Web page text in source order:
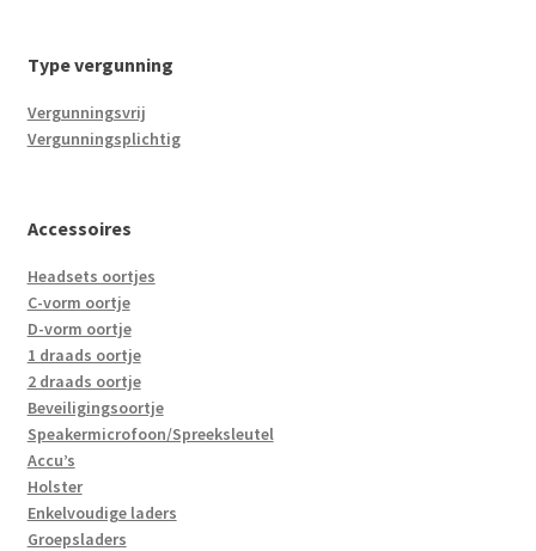
Type vergunning
Vergunningsvrij
Vergunningsplichtig
Accessoires
Headsets oortjes
C-vorm oortje
D-vorm oortje
1 draads oortje
2 draads oortje
Beveiligingsoortje
Speakermicrofoon/Spreeksleutel
Accu’s
Holster
Enkelvoudige laders
Groepsladers